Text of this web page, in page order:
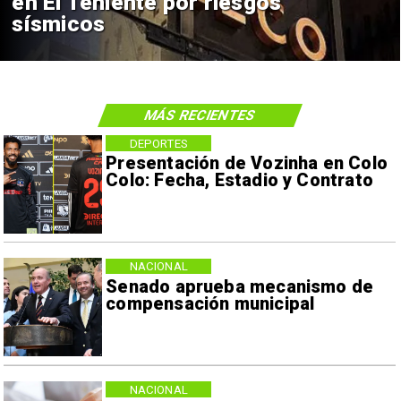
Presentación de Vozinha en Colo
Colo: Fecha, Estadio y Contrato
DEPORTES
Senado aprueba mecanismo de
compensación municipal
NACIONAL
NACIONAL
MÁS RECIENTES